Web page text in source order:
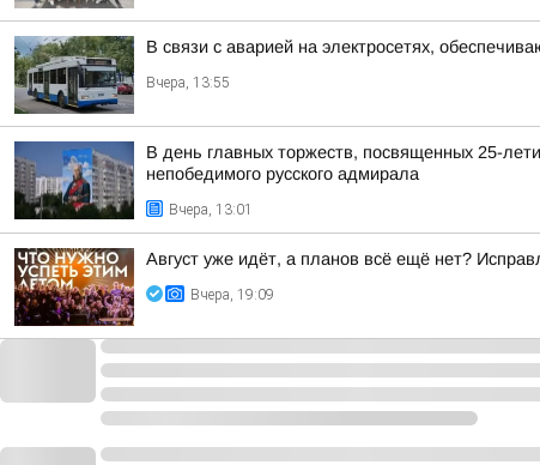
В связи с аварией на электросетях,
Вчера, 13:55
В день главных торжеств, посвященных 25-
непобедимого русского адмирала
Вчера, 13:01
Август уже идёт, а планов всё ещё нет?
Вчера, 19:09